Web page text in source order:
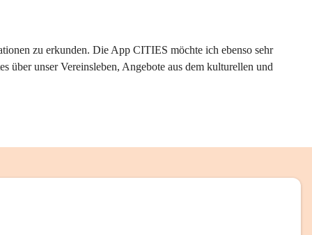
zu erkunden. Die App CITIES möchte ich ebenso sehr
über unser Vereinsleben, Angebote aus dem kulturellen und